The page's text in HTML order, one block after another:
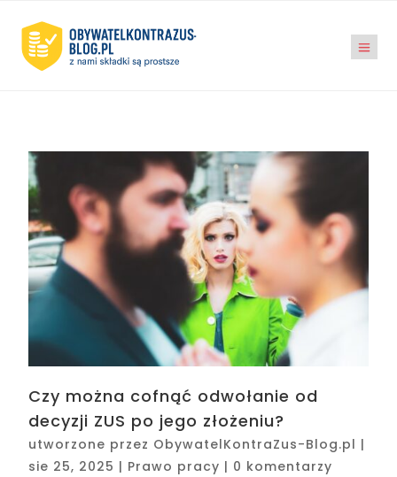
Czy można cofnąć odwołanie od
decyzji ZUS po jego złożeniu?
utworzone przez ObywatelKontraZus-Blog.pl |
sie 25, 2025 | Prawo pracy | 0 komentarzy